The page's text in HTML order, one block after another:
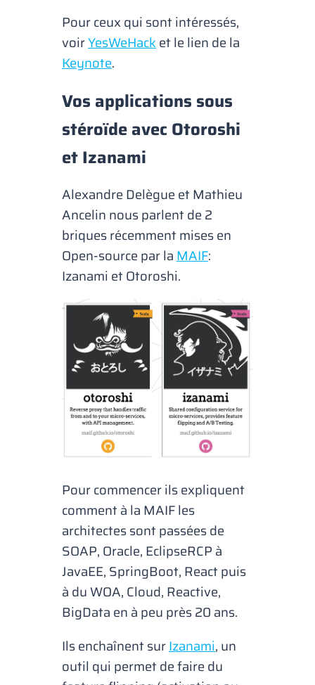
Pour ceux qui sont intéressés,
voirYesWeHack et le lien de la
Keynote.
Vos applications sous
stéroïde avec Otoroshi
et Izanami
Alexandre Delègue et Mathieu
Ancelin nous parlent de 2
briques récemment mises en
Open-source par laMAIF:
Izanami et Otoroshi.
Pour commencer ils expliquent
comment à la MAIF les
architectes sont passées de
SOAP, Oracle, EclipseRCP à
JavaEE, SpringBoot, React puis
à du WOA, Cloud, Reactive,
BigData en à peu près 20 ans.
Ils enchaînent surIzanami, un
outil qui permet de faire du